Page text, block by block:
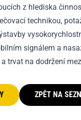
z hlediska
technikou,
signálem a
trvat na dodržení
ZPĚT NA